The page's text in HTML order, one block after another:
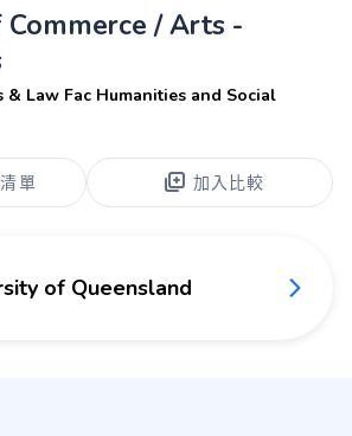
/ Arts -
& Law Fac Humanities and Social
單 加入比較
of Queensland